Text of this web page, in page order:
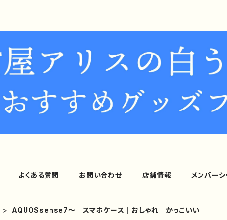
よくある質問 お問い合わせ 店舗情報 メンバーシ
AQUOSsense7～｜スマホケース｜おしゃれ｜かっこいい